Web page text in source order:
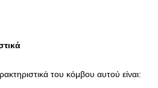
του κόμβου αυτού είναι: